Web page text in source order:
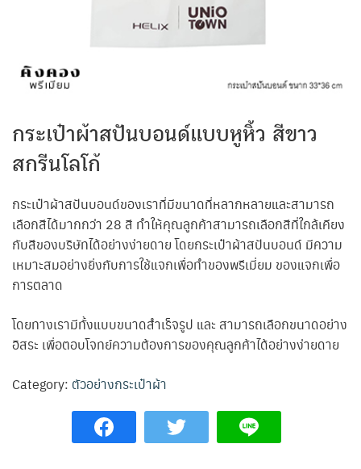
กระเป๋าผ้าสปันบอนด์แบบหูหิ้ว สีขาว
สกรีนโลโก้
กระเป๋าผ้าสปันบอนด์ของเราที่มีขนาดที่หลากหลายและสามารถ
เลือกสีได้มากกว่า 28 สี ทำให้คุณลูกค้าสามารถเลือกสีที่ใกล้เคียง
กับสีของบริษัทได้อย่างง่ายดาย โดยกระเป๋าผ้าสปันบอนด์ มีความ
เหมาะสมอย่างยิ่งกับการใช้แจกเพื่อทำของพรีเมี่ยม ของแจกเพื่อ
การตลาด
โดยทางเรามีทั้งแบบขนาดสำเร็จรูป และ สามารถเลือกขนาดอย่าง
อิสระ เพื่อตอบโจทย์ความต้องการของคุณลูกค้าได้อย่างง่ายดาย
Category: ตัวอย่างกระเป๋าผ้า